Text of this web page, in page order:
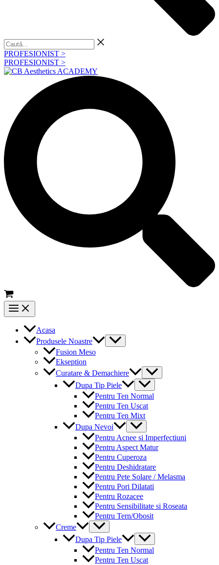
Caută...
PROFESIONIST >
PROFESIONIST >
Main
Menu
Acasa
Produsele Noastre
Menu
Toggle
Fusion Meso
Ekseption
Curatare & Demachiere
Menu
Toggle
Dupa Tip Piele
Menu
Toggle
Pentru Ten Normal
Pentru Ten Uscat
Pentru Ten Mixt
Dupa Nevoi
Menu
Toggle
Pentru Acnee si Imperfectiuni
Pentru Aspect Matur
Pentru Cuperoza
Pentru Deshidratare
Pentru Pete Solare / Melasma
Pentru Pori Dilatati
Pentru Rozacee
Pentru Sensibilitate si Roseata
Pentru Tern/Obosit
Creme
Menu
Toggle
Dupa Tip Piele
Menu
Toggle
Pentru Ten Normal
Pentru Ten Uscat